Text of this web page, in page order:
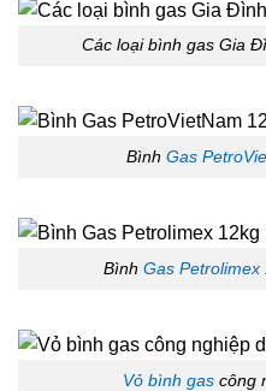
Các loại bình gas Gia
Bình Gas
Bình Gas Petrolimex
Vỏ bình gas công